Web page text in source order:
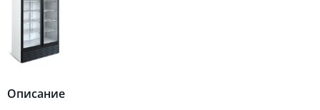
Описание